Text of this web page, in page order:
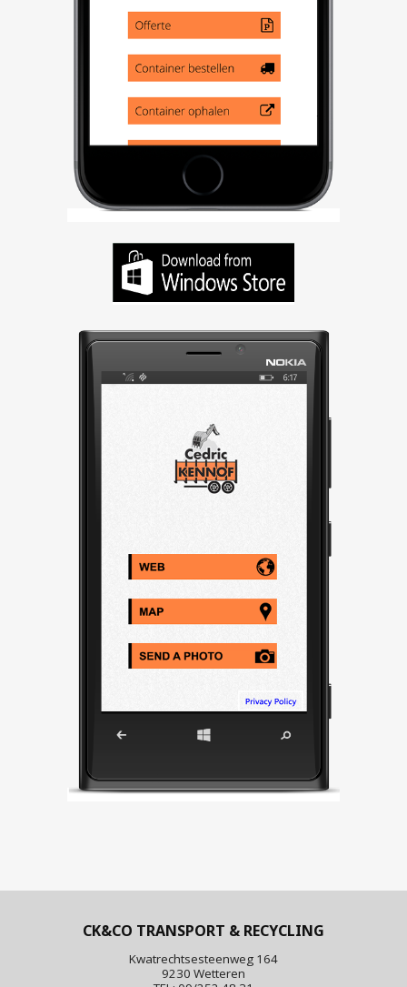
CK&CO TRANSPORT & RECYCLING
Kwatrechtsesteenweg 164
9230 Wetteren